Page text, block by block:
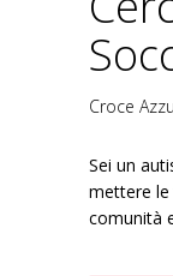
Croce
Sei un
mettere le
comunità